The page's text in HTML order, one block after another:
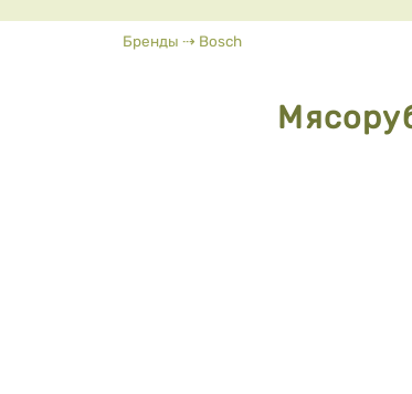
Вы здесь
Бренды ⇢ Bosch